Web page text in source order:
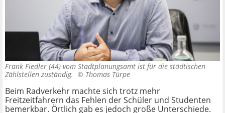
Frank Fiedler (44) vom Stadtplanungsamt ist für die städtischen
Zählstellen zuständig. © Thomas Türpe
Beim Radverkehr machte sich trotz mehr
Freitzeitfahrern das Fehlen der Schüler und Studenten
bemerkbar. Örtlich gab es jedoch große Unterschiede.